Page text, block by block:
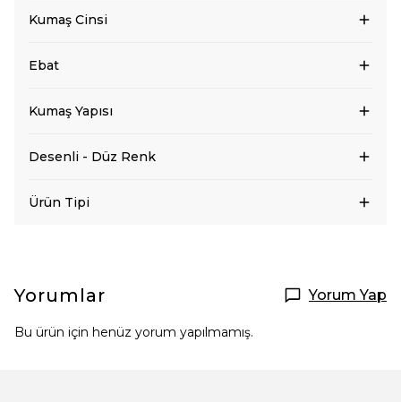
Kumaş Cinsi
Ebat
Kumaş Yapısı
Desenli - Düz Renk
Ürün Tipi
Yorumlar Yorum Yap
Bu ürün için henüz yorum yapılmamış.